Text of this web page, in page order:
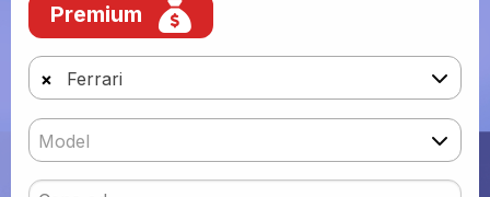
Premium
× Ferrari
Model